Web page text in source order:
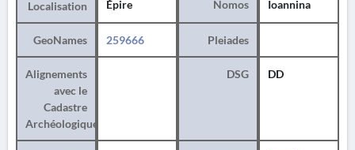
Localisation Épire Nomos Ioannina
GeoNames 259666 Pleiades
Alignements
avec le
Cadastre
Archéologique
DSG DD